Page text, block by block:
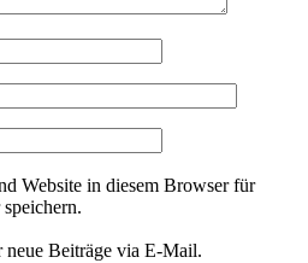
Website in diesem Browser für
Beiträge via E-Mail.